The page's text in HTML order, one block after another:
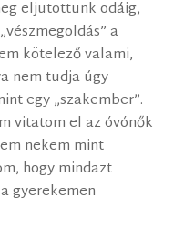
eljutottunk odáig,
a
kötelező valami,
nem tudja úgy
egy „szakember”.
vitatom el az óvónők
nekem mint
hogy mindazt
gyerekemen